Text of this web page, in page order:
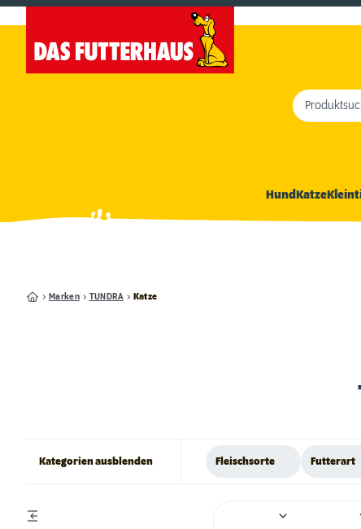
HundKatze
Marken TUNDRA Katze
Kategorien ausblenden Fleischsorte Futterart